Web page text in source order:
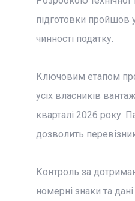
підготовки пройшов
чинності податку.
Ключовим етапом
усіх власників
кварталі 2026 року.
дозволить
Контроль за
номерні знаки та